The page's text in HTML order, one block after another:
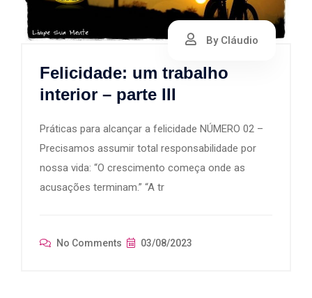
By Cláudio
Felicidade: um trabalho
interior – parte III
Práticas para alcançar a felicidade NÚMERO 02 –
Precisamos assumir total responsabilidade por
nossa vida: “O crescimento começa onde as
acusações terminam.” “A tr
No Comments 03/08/2023